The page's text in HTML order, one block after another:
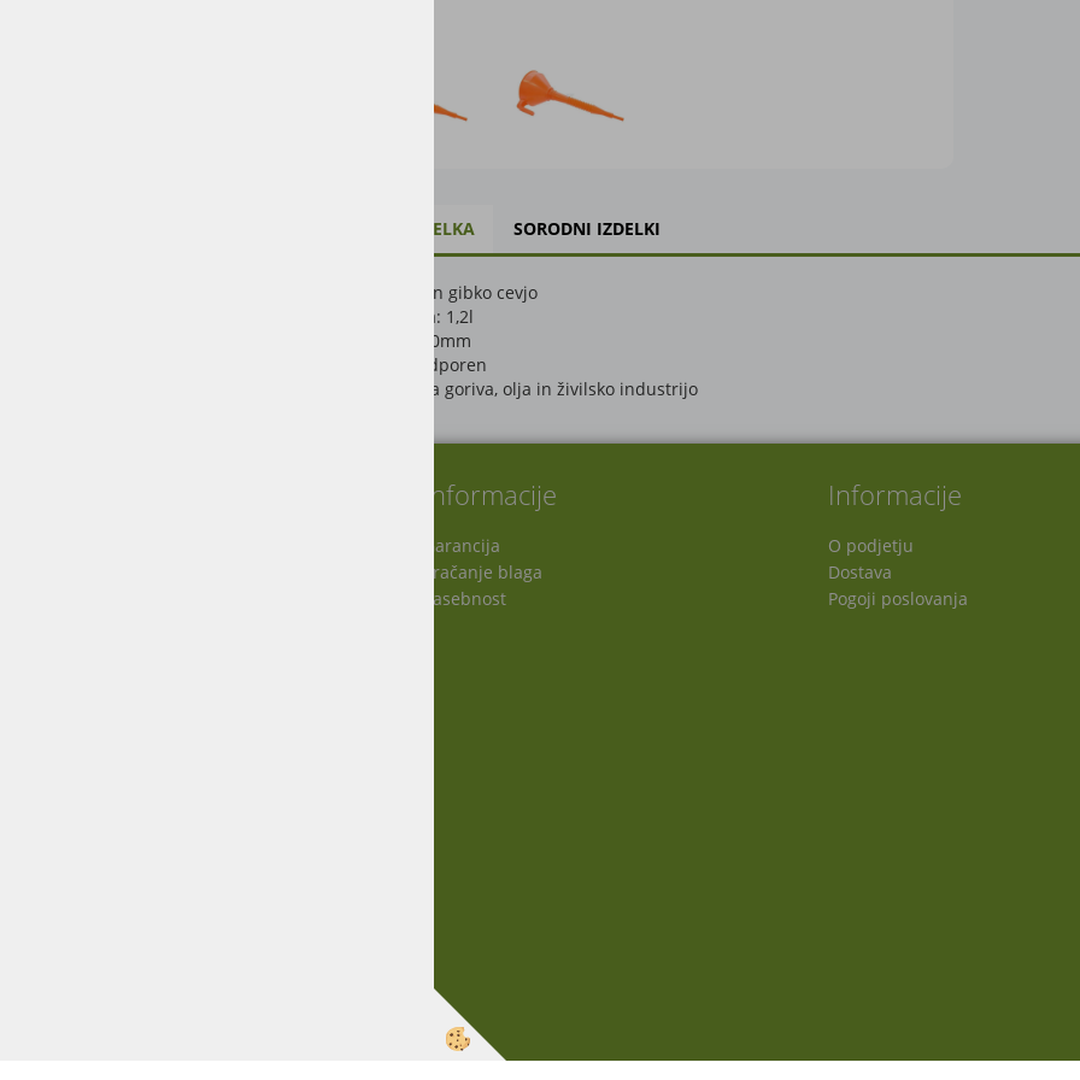
OPIS IZDELKA SORODNI IZDELKI
Lij s sitom in gibko cevjo
Prostornina: 1,2l
Premer: 160mm
Kislinsko odporen
Primeren za goriva, olja in živilsko industrijo
Informacije
Garancija
Vračanje blaga
Zasebnost
Informacije
O podjetju
Dostava
Pogoji poslovanja